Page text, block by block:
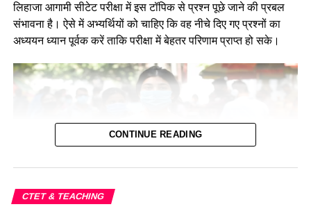
लिहाजा आगामी सीटेट परीक्षा में इस टॉपिक से प्रश्न पूछे जाने की प्रबल
संभावना है। ऐसे में अभ्यर्थियों को चाहिए कि वह नीचे दिए गए प्रश्नों का
अध्ययन ध्यान पूर्वक करें ताकि परीक्षा में बेहतर परिणाम प्राप्त हो सके।
CONTINUE READING
CTET & TEACHING